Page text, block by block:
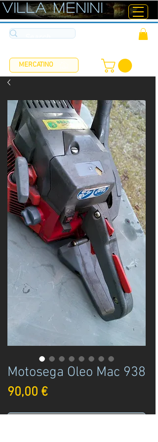
ViLLA MENINI
Motosega Oleo Mac 938
90,00 €Prezzo
MERCATINO